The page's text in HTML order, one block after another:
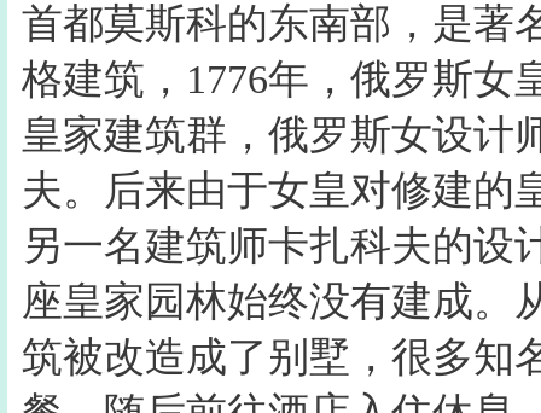
首都莫斯科的东南部，是著
格建筑，1776年，俄罗斯女
皇家建筑群，俄罗斯女设计
夫。后来由于女皇对修建的
另一名建筑师卡扎科夫的设
座皇家园林始终没有建成。
筑被改造成了别墅，很多知